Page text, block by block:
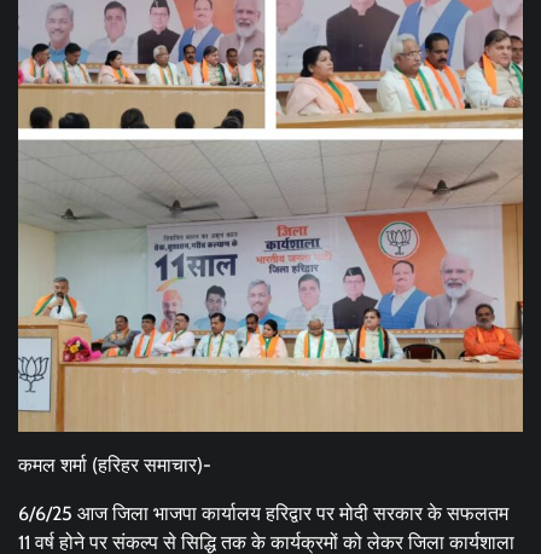
कमल शर्मा (हरिहर समाचार)-
6/6/25 आज जिला भाजपा कार्यालय हरिद्वार पर मोदी सरकार के सफलतम
11 वर्ष होने पर संकल्प से सिद्धि तक के कार्यक्रमों को लेकर जिला कार्यशाला